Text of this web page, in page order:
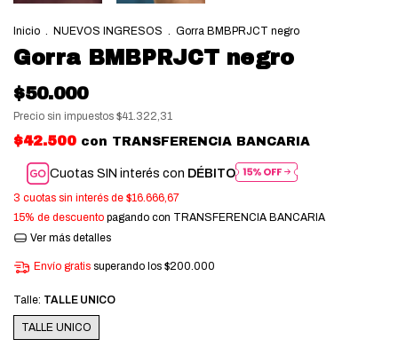
Inicio . NUEVOS INGRESOS . Gorra BMBPRJCT negro
Gorra BMBPRJCT negro
$50.000
Precio sin impuestos $41.322,31
$42.500 con TRANSFERENCIA BANCARIA
Cuotas SIN interés con DÉBITO
3 cuotas sin interés de $16.666,67
15% de descuento pagando con TRANSFERENCIA BANCARIA
Ver más detalles
Envío gratis superando los $200.000
Talle: TALLE UNICO
TALLE UNICO